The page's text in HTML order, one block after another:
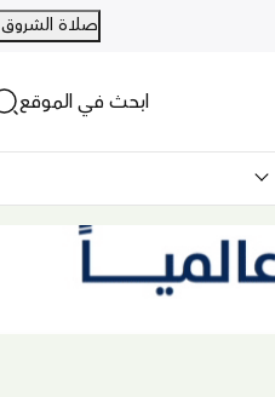
صلاة الشروق 05:58
ابحث في الموقع